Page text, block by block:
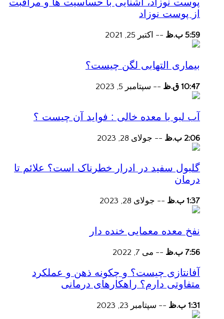
از پوست نوزاد
5:59 ب.ظ -- اکتبر 25, 2021
بیماری التهابی لگن چیست؟
10:47 ق.ظ -- سپتامبر 5, 2023
آب لبو با معده خالی : فواید آن چیست ؟
2:06 ب.ظ -- جولای 28, 2023
گلبول سفید در ادرار خطرناک است؟ علائم تا
درمان
1:37 ب.ظ -- جولای 28, 2023
نفخ معده معمایی خنده دار
7:56 ب.ظ -- می 7, 2022
آفانتازی چیست؟ و چکونه ذهن و عملکرد
متفاوتی دارم؟ راهکارهای درمانی
1:31 ب.ظ -- سپتامبر 23, 2023